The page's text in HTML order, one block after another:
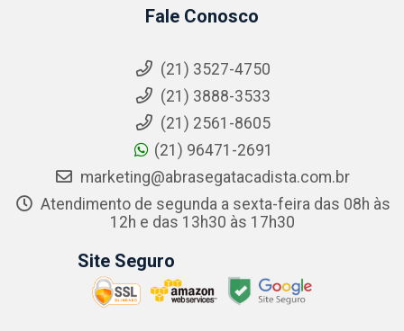
Fale Conosco
(21) 3527-4750
(21) 3888-3533
(21) 2561-8605
(21) 96471-2691
marketing@abrasegatacadista.com.br
Atendimento de segunda a sexta-feira das 08h às
12h e das 13h30 às 17h30
Site Seguro